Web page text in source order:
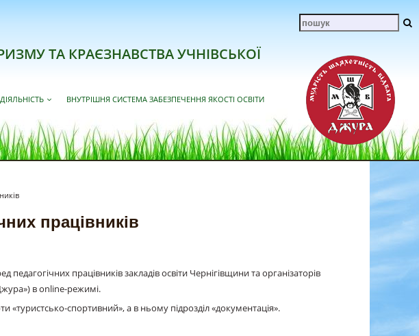
ТА КРАЄЗНАВСТВА УЧНІВСЬКОЇ
ВНУТРІШНЯ СИСТЕМА ЗАБЕЗПЕЧЕННЯ ЯКОСТІ ОСВІТИ
працівників
працівників закладів освіти Чернігівщини та організаторів
в online-режимі.
спортивний», а в ньому підрозділ «документація».